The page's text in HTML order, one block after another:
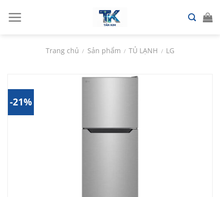
đến
Trang chủ / Sản phẩm / TỦ LẠNH / LG
-21%